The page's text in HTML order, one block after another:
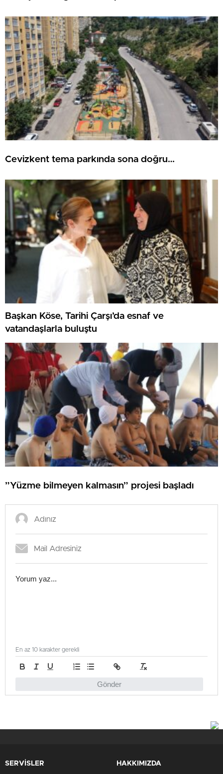
Cevizkent tema parkında sona doğru…
Başkan Köse, Tarihi Çarşı’da esnaf ve
vatandaşlarla buluştu
”Yüzme bilmeyen kalmasın” projesi başladı
Gönder
En az 10 karakter gerekli
SERVİSLER HAKKIMIZDA